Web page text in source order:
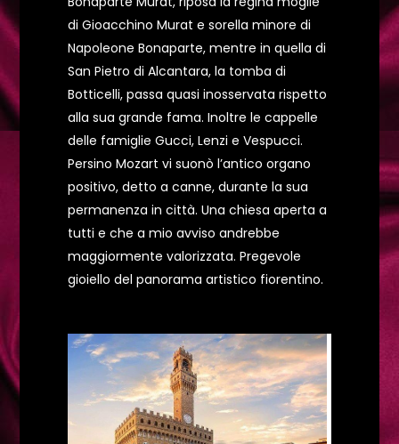
di Gioacchino Murat e sorella minore di
Napoleone Bonaparte, mentre in quella di
San Pietro di Alcantara, la tomba di
Botticelli, passa quasi inosservata rispetto
alla sua grande fama. Inoltre le cappelle
delle famiglie Gucci, Lenzi e Vespucci.
Persino Mozart vi suonò l’antico organo
positivo, detto a canne, durante la sua
permanenza in città. Una chiesa aperta a
tutti e che a mio avviso andrebbe
maggiormente valorizzata. Pregevole
gioiello del panorama artistico fiorentino.